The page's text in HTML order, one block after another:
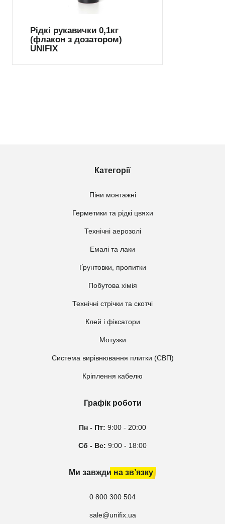
Рідкі рукавички 0,1кг
(флакон з дозатором)
UNIFIX
Категорії
Піни монтажні
Герметики та рідкі цвяхи
Технічні аерозолі
Емалі та лаки
Ґрунтовки, пропитки
Побутова хімія
Технічні стрічки та скотчі
Клей і фіксатори
Мотузки
Система вирівнювання плитки (СВП)
Кріплення кабелю
Графік роботи
Пн - Пт: 9:00 - 20:00
Сб - Вс: 9:00 - 18:00
Ми завжди на зв’язку
0 800 300 504
sale@unifix.ua